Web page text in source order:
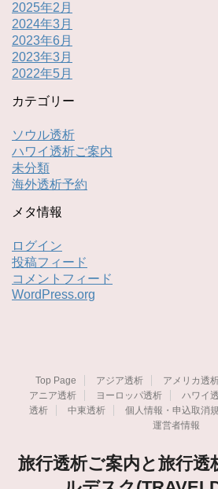
2025年2月
2024年3月
2023年6月
2023年3月
2022年5月
カテゴリー
ソウル透析
ハワイ透析ご案内
未分類
海外透析予約
メタ情報
ログイン
投稿フィード
コメントフィード
WordPress.org
Top Page アジア透析 アメリカ透
アニア透析
ヨーロッパ透析 ハワイ
透析
中東透析 個人情報・申込取消
運営者情報
旅行透析ご案内と旅行透